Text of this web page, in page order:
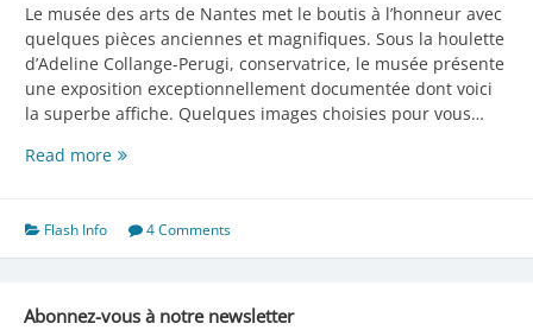
Le musée des arts de Nantes met le boutis à l’honneur avec
quelques pièces anciennes et magnifiques. Sous la houlette
d’Adeline Collange-Perugi, conservatrice, le musée présente
une exposition exceptionnellement documentée dont voici
la superbe affiche. Quelques images choisies pour vous…
Read moreLe
arts
de
Flash Info 4 Comments
Abonnez-vous à notre newsletter